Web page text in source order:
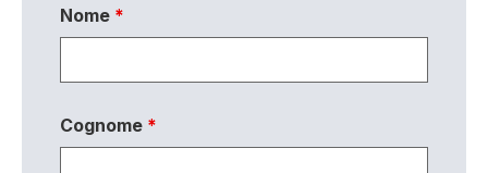
Nome *
Cognome *